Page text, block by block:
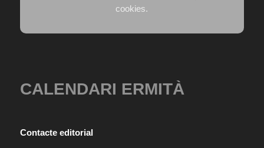
cookies.
CALENDARI ERMITÀ
Contacte editorial